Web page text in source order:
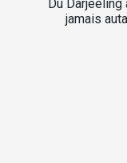
Du Darjeeling
jamais